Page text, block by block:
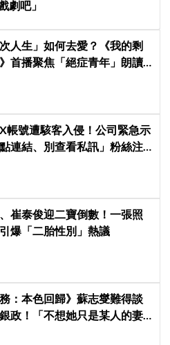
劇吧」
次人生」如何去愛？《我的剩
首播聚焦「絕症青年」朗讀
帳號遭駭客入侵！公司緊急示
連結、別查看私訊」粉絲注
崔泰俊迎二寶倒數！一張照
爆「二胎性別」熱議
務：本色回歸》蘇志燮難得談
政！「不想她只是某人的妻